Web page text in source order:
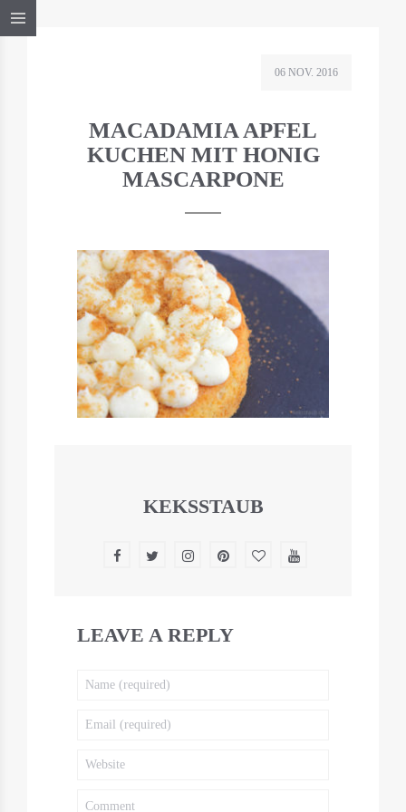
06 NOV. 2016
MACADAMIA APFEL
KUCHEN MIT HONIG
MASCARPONE
KEKSSTAUB
LEAVE A REPLY